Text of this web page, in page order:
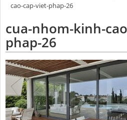
cao-cap-viet-phap-26
cua-nhom-kinh-
phap-26